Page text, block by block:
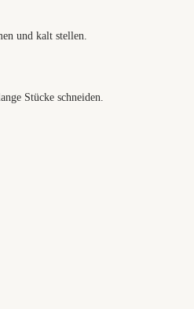
und kalt stellen.
Stücke schneiden.